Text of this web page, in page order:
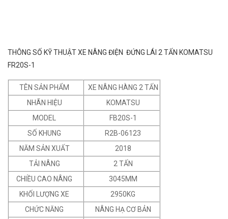
THÔNG SỐ KỸ THUẬT XE NÂNG ĐIỆN ĐỨNG LÁI 2 TẤN KOMATSU
FR20S-1
TÊN SẢN PHẨM
XE NÂNG HÀNG 2 TẤN
NHÃN HIỆU
KOMATSU
MODEL
FB20S-1
SỐ KHUNG
R2B-06123
NĂM SẢN XUẤT
2018
TẢI NÂNG
2 TẤN
CHIỀU CAO NÂNG
3045MM
KHỐI LƯỢNG XE
2950KG
CHỨC NĂNG
NÂNG HẠ CƠ BẢN